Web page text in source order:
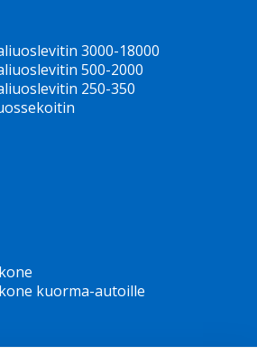
3000-18000
500-2000
250-350
kuorma-autoille